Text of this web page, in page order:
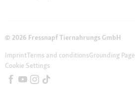
© 2026 Fressnapf Tiernahrungs GmbH
ImprintTerms and conditionsGrounding Page
Cookie Settings